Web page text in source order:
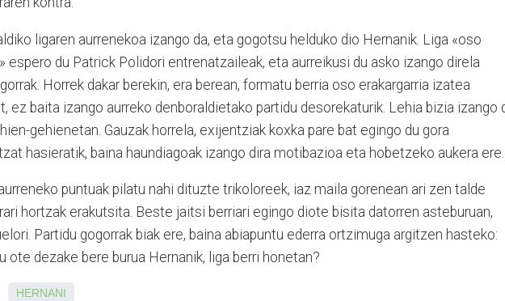
ligaren aurrenekoa izango da, eta gogotsu helduko dio Hernanik. Liga «oso
espero du Patrick Polidori entrenatzaileak, eta aurreikusi du asko izango direla
Horrek dakar berekin, era berean, formatu berria oso erakargarria izatea
ez baita izango aurreko denboraldietako partidu desorekaturik. Lehia bizia izango
gehienetan. Gauzak horrela, exijentziak koxka pare bat egingo du gora
hasieratik, baina haundiagoak izango dira motibazioa eta hobetzeko aukera ere.
puntuak pilatu nahi dituzte trikoloreek, iaz maila gorenean ari zen talde
hortzak erakutsita. Beste jaitsi berriari egingo diote bisita datorren asteburuan,
Partidu gogorrak biak ere, baina abiapuntu ederra ortzimuga argitzen hasteko:
ote dezake bere burua Hernanik, liga berri honetan?
HERNANI